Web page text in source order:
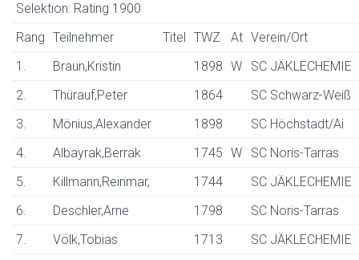
Selektion: Rating 1900
Rang Teilnehmer Titel TWZ At Verein/Ort
1.
Braun,Kristin 1898 W
SC JÄKLECHEMIE
2.
Thürauf,Peter 1864
SC Schwarz-Weiß
3.
Mönius,Alexander 1898
SC Höchstadt/Ai
4.
Albayrak,Berrak 1745 W
SC Noris-Tarras
5.
Killmann,Reinmar, 1744
SC JÄKLECHEMIE
6.
Deschler,Arne 1798
SC Noris-Tarras
7.
Völk,Tobias 1713
SC JÄKLECHEMIE